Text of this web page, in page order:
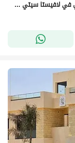
أفضل سعر فيلا كلاسيك علي وجهتين استلام فوري في لافيستا سيتي -La Vista City New Capital